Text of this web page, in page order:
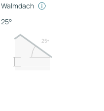
Walmdach
25°
25º